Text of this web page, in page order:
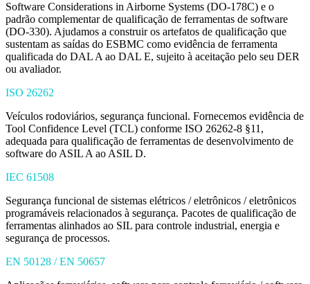
Software Considerations in Airborne Systems (DO-178C) e o
padrão complementar de qualificação de ferramentas de software
(DO-330). Ajudamos a construir os artefatos de qualificação que
sustentam as saídas do ESBMC como evidência de ferramenta
qualificada do DAL A ao DAL E, sujeito à aceitação pelo seu DER
ou avaliador.
ISO 26262
Veículos rodoviários, segurança funcional. Fornecemos evidência de
Tool Confidence Level (TCL) conforme ISO 26262-8 §11,
adequada para qualificação de ferramentas de desenvolvimento de
software do ASIL A ao ASIL D.
IEC 61508
Segurança funcional de sistemas elétricos / eletrônicos / eletrônicos
programáveis relacionados à segurança. Pacotes de qualificação de
ferramentas alinhados ao SIL para controle industrial, energia e
segurança de processos.
EN 50128 / EN 50657